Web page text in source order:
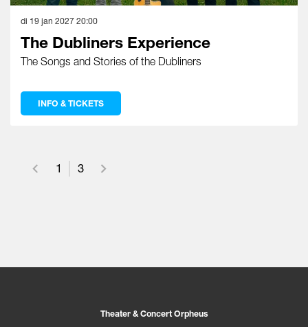
The Dubliners Experience
The Songs and Stories of the Dubliners
di 19 jan 2027 20:00
INFO & TICKETS
1 3
Theater & Concert Orpheus